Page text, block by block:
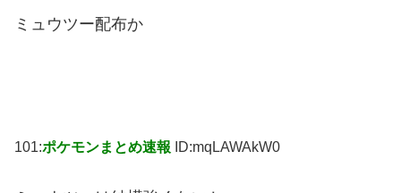
ミュウツー配布か
101:ポケモンまとめ速報 ID:mqLAWAkW0